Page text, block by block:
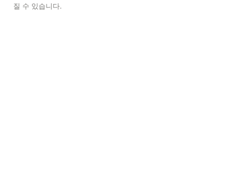
질 수 있습니다.